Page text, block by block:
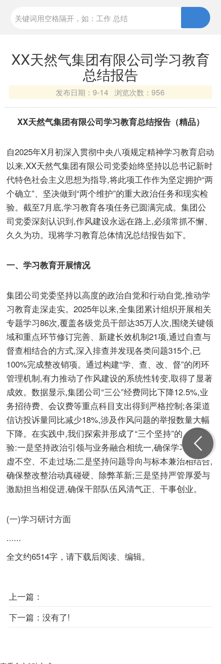
XX天然气集团有限公司学习教育
总结报告
发布日期：9-14 浏览次数：956
XX天然气集团有限公司学习教育总结报告（精品）
自2025年X月初深入贯彻中央八项规定精神学习教育启动
以来,XX天然气集团有限公司党委始终坚持以总书记新时
代特色社会主义思想为指导,将此项工作作为坚定拥护“两
个确立”、坚决做到“两个维护”的重大政治任务和现实检
验。截至7月底,学习教育各项任务已圆满完成。集团公
司党委深刻认识到,作风建设永远在路上,必须常抓不懈、
久久为功。现将学习教育总体情况总结报告如下。
一、学习教育开展情况
集团公司党委坚持以高度的政治自觉和行动自觉,推动学
习教育走深走实。2025年以来,全集团累计组织开展相关
专题学习86次,覆盖各级党员干部达35万人次,围绕关键领
域和重点环节修订完善、新建长效机制21项,通过自查与
督查相结合的方式,深入排查并发现各类问题315个,已
100%完成整改销项。通过构建“学、查、改、督”的闭环
管理机制,有力推动了作风建设的系统性转变,取得了显著
成效。数据显示,集团公司“三公”经费同比下降12.5%,业
务招待费、会议费等重点科目支出得到严格控制;各渠道
信访投诉量同比减少18%,涉及作风问题的举报数量大幅
下降。在实践中,我们探索并形成了“三个坚持”的宝贵经
验:一是坚持政治引领与业务融合相统一,确保学习教育不
虚不空、不走过场;二是坚持问题导向与标本兼治相结合,
确保整改整治动真碰硬、除弊革新;三是坚持严管厚爱与
激励担当相促进,确保干部队伍风清气正、干事创业。
(一)学习研讨方面
......
全文约6514字，请下载后阅读、编辑。
上一篇：
下一篇： 没有了!